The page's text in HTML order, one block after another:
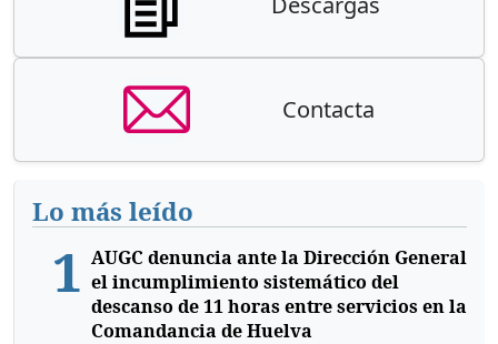
Contacta
Lo más leído
1 AUGC denuncia ante la Dirección General
el incumplimiento sistemático del
descanso de 11 horas entre servicios en la
Comandancia de Huelva